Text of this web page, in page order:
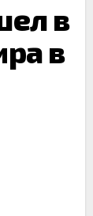
в
в